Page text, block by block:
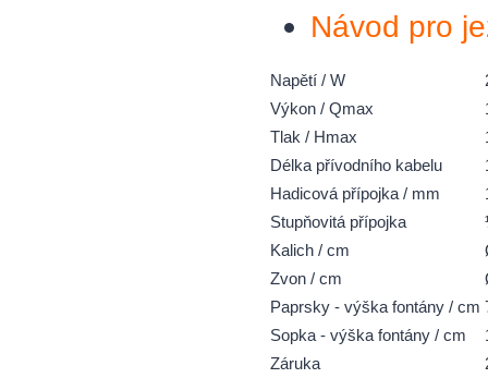
Návod pro
Napětí / W
Výkon / Qmax
Tlak / Hmax
Délka přívodního kabelu
Hadicová přípojka / mm
Stupňovitá přípojka
Kalich / cm
Zvon / cm
Paprsky - výška fontány / cm
Sopka - výška fontány / cm
Záruka